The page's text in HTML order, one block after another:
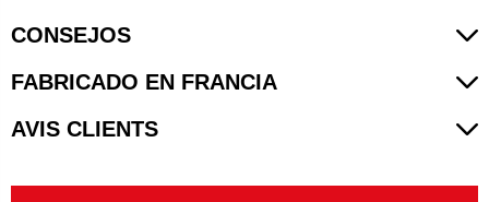
CONSEJOS
FABRICADO EN FRANCIA
AVIS CLIENTS